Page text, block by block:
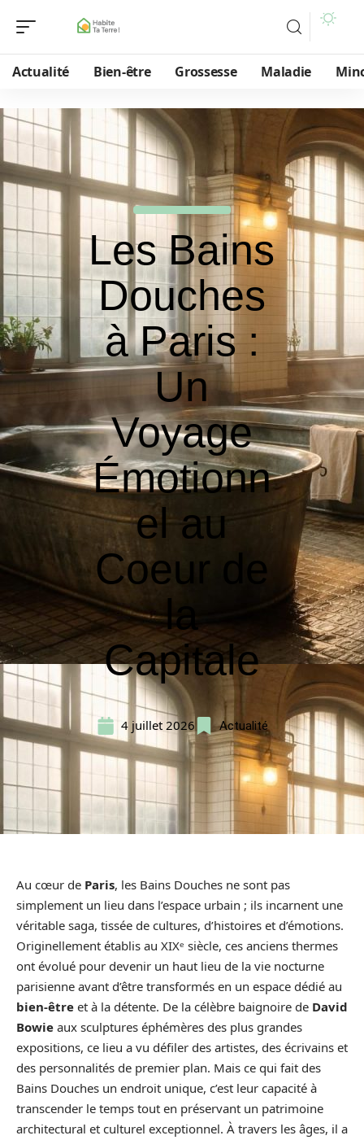
Actualité Bien-être Grossesse Maladie
Les Bains
Douches
à Paris :
Un
Voyage
Émotionn
el au
Coeur de
la
Capitale
4 juillet 2026 Actualité
Au cœur de Paris, les Bains Douches ne sont pas
simplement un lieu dans l’espace urbain ; ils incarnent une
véritable saga, tissée de cultures, d’histoires et d’émotions.
Originellement établis au XIXᵉ siècle, ces anciens thermes
ont évolué pour devenir un haut lieu de la vie nocturne
parisienne avant d’être transformés en un espace dédié au
bien-être et à la détente. De la célèbre baignoire de David
Bowie aux sculptures éphémères des plus grandes
expositions, ce lieu a vu défiler des artistes, des écrivains et
des personnalités de premier plan. Mais ce qui fait des
Bains Douches un endroit unique, c’est leur capacité à
transcender le temps tout en préservant un patrimoine
architectural et culturel exceptionnel. À travers les âges, il a